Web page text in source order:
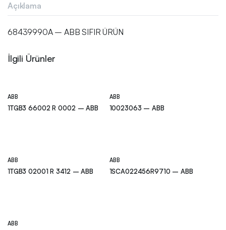
Açıklama
68439990A – ABB SIFIR ÜRÜN
İlgili Ürünler
ABB
1TGB3 66002 R 0002 – ABB
ABB
10023063 – ABB
ABB
1TGB3 02001 R 3412 – ABB
ABB
1SCA022456R9710 – ABB
ABB